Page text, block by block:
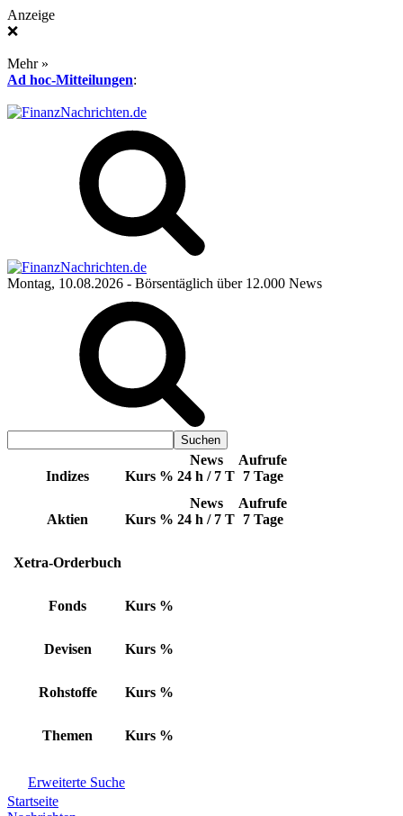
Anzeige
❌
Mehr »
Ad hoc-Mitteilungen:
Montag, 10.08.2026 - Börsentäglich über 12.000 News
Indizes Kurs %
News
24 h / 7 T
Aufrufe
7 Tage
Aktien Kurs %
News
24 h / 7 T
Aufrufe
7 Tage
Xetra-Orderbuch
Fonds Kurs %
Devisen Kurs %
Rohstoffe Kurs %
Themen Kurs %
Erweiterte Suche
Startseite